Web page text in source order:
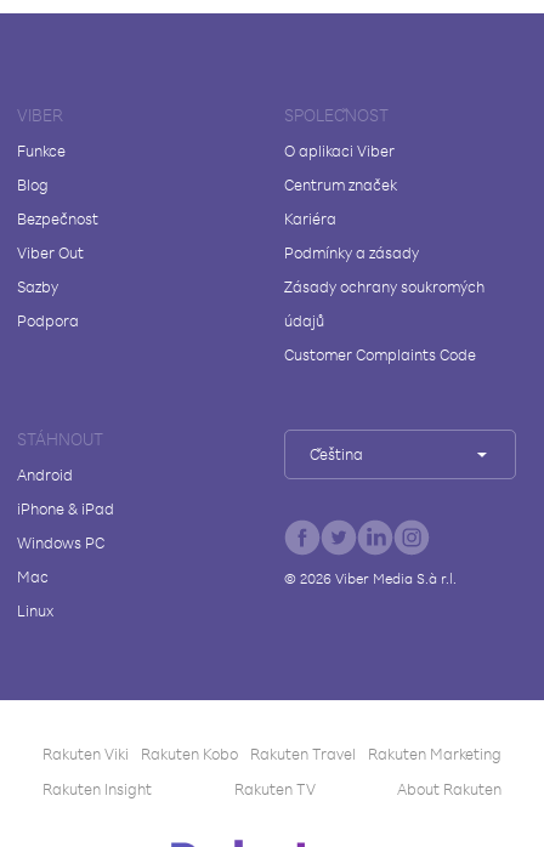
VIBER
Funkce
Blog
Bezpečnost
Viber Out
Sazby
Podpora
SPOLEČNOST
O aplikaci Viber
Centrum značek
Kariéra
Podmínky a zásady
Zásady ochrany soukromých
údajů
Customer Complaints Code
STÁHNOUT
Android
iPhone & iPad
Windows PC
Mac
Linux
Čeština
© 2026Viber Media S.à r.l.
Rakuten Viki Rakuten Kobo Rakuten Travel
Rakuten Marketing
Rakuten Insight
Rakuten TV About Rakuten